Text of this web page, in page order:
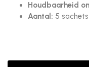
Houdbaarheid
Aantal: 5 sachets